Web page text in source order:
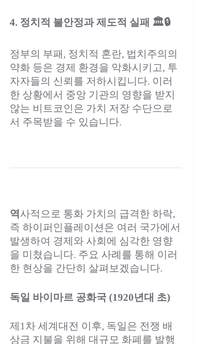
4. 정치적 불안정과 제도적 실패 🏛️🔒
정부의 부패, 정치적 혼란, 법치주의의
약화 등은 경제 환경을 악화시키고, 투
자자들의 신뢰를 저하시킵니다. 이러
한 상황에서 중앙 기관의 영향을 받지
않는 비트코인은 가치 저장 수단으로
서 주목받을 수 있습니다.
역 사적으로 통화 가치의 급격한 하락,
즉 하이퍼인플레이션은 여러 국가에서
발생하여 경제와 사회에 심각한 영향
을 미쳤습니다. 주요 사례를 통해 이러
한 현상을 간단히 살펴보겠습니다.
독일 바이마르 공화국 (1920년대 초)
제1차 세계대전 이후, 독일은 전쟁 배
상금 지불을 위해 대규모 화폐를 발행